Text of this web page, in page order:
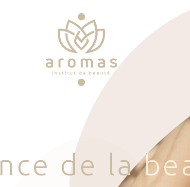
nce d e la be